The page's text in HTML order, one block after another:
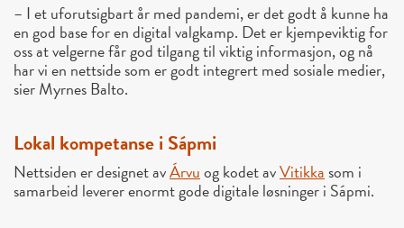
– I et uforutsigbart år med pandemi, er det godt å kunne ha
en god base for en digital valgkamp. Det er kjempeviktig for
oss at velgerne får god tilgang til viktig informasjon, og nå
har vi en nettside som er godt integrert med sosiale medier,
sier Myrnes Balto.
Lokal kompetanse i Sápmi
Nettsiden er designet avÁrvuog kodet avVitikka som i
samarbeid leverer enormt gode digitale løsninger i Sápmi.